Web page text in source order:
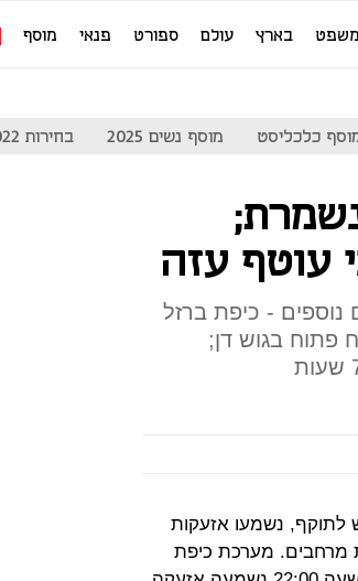
משפט בארץ עולם ספורט פנאי מוסף
כלכליסט מוסף נשים 2025 בחירות 2022
עוטף עזה
נוספים - כיפת ברזל
בגוש דן;
לתוקף, נשמעו אזעקות
מרחבים. מערכת כיפת